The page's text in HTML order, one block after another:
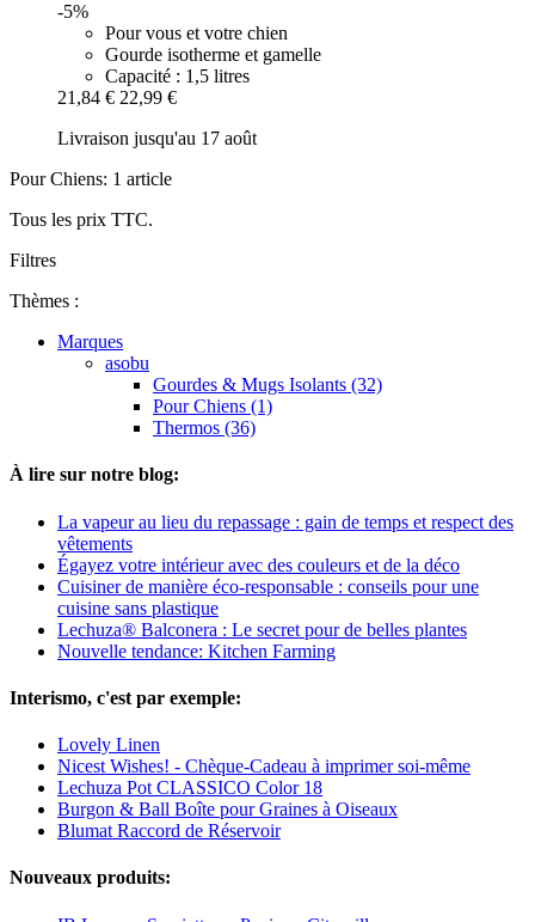
-5%
Pour vous et votre chien
Gourde isotherme et gamelle
Capacité : 1,5 litres
21,84 € 22,99 €
Livraison jusqu'au 17 août
Pour Chiens: 1 article
Tous les prix TTC.
Filtres
Thèmes :
Marques
asobu
Gourdes & Mugs Isolants (32)
Pour Chiens (1)
Thermos (36)
À lire sur notre blog:
La vapeur au lieu du repassage : gain de temps et respect des
vêtements
Égayez votre intérieur avec des couleurs et de la déco
Cuisiner de manière éco-responsable : conseils pour une
cuisine sans plastique
Lechuza® Balconera : Le secret pour de belles plantes
Nouvelle tendance: Kitchen Farming
Interismo, c'est par exemple:
Lovely Linen
Nicest Wishes! - Chèque-Cadeau à imprimer soi-même
Lechuza Pot CLASSICO Color 18
Burgon & Ball Boîte pour Graines à Oiseaux
Blumat Raccord de Réservoir
Nouveaux produits: